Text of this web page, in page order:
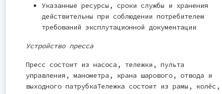
Указанные ресурсы, сроки службы и хранения
действительны при соблюдении потребителем
требований эксплутационной документации
Устройство пресса
Пресс состоит из насоса, тележки, пульта
управления, манометра, крана шарового, отвода и
выходного патрубкаТележка состоит из рамы, колёс,